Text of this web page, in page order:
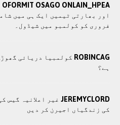
OFORMIT OSAGO ONLAIN_HPEA
فروری کو کولمبو میں شیڈول۔
ROBINCAG کولمبیا دریائی
ہے؟
JEREMYCLORD غیر اعلانیہ گیس
کی زندگیاں اجیرن کر دیں